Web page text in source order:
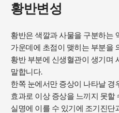
황반변성
황반은 색깔과 사물을 구분하는
가운데에 초점이 맺히는 부분을
황반 부분에 신생혈관이 생기며
말합니다.
한쪽 눈에서만 증상이 나타날 경
효과로 이상 증상을 느끼지 못할
실명에 이를 수 있기에 조기진단